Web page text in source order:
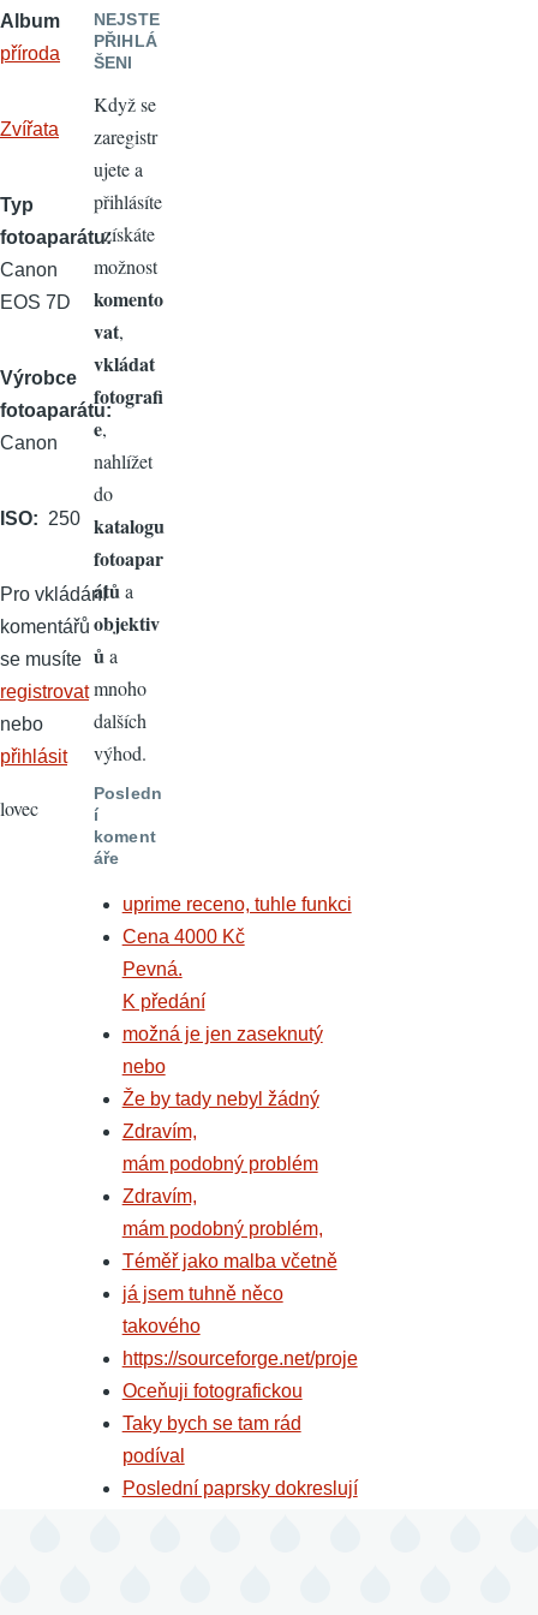
Album
příroda
Zvířata
Typ
fotoaparátu
Canon
EOS 7D
Výrobce
fotoaparátu
Canon
ISO 250
Pro vkládání
komentářů
se musíte
registrovat
nebo
přihlásit
lovec
NEJSTE
PŘIHLÁ
ŠENI
Když se
zaregistr
ujete a
přihlásíte
, získáte
možnost
komento
vat,
vkládat
fotografi
e,
nahlížet
do
katalogu
fotoapar
átů a
objektiv
ů a
mnoho
dalších
výhod.
Posledn
í
koment
áře
uprime receno, tuhle funkci
Cena 4000 Kč
Pevná.
K předání
možná je jen zaseknutý
nebo
Že by tady nebyl žádný
Zdravím,
mám podobný problém
Zdravím,
mám podobný problém,
Téměř jako malba včetně
já jsem tuhně něco
takového
https://sourceforge.net/proje
Oceňuji fotografickou
Taky bych se tam rád
podíval
Poslední paprsky dokreslují